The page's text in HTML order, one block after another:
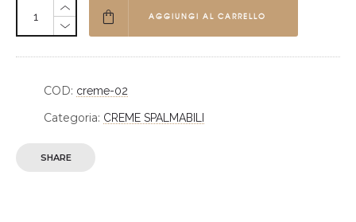
AGGIUNGI AL CARRELLO
COD: creme-02
Categoria: CREME SPALMABILI
SHARE